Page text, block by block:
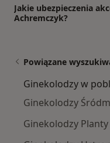
Jakie ubezpieczenia
Achremczyk?
Powiązane
Ginekolodzy w
Ginekolodzy
Ginekolodzy Planty